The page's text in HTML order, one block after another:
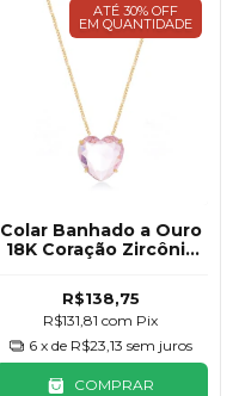
ATÉ 30% OFF
EM QUANTIDADE
Colar Banhado a Ouro
18K Coração Zircônia
R$138,75
R$131,81com Pix
6 x de R$23,13 sem juros
COMPRAR